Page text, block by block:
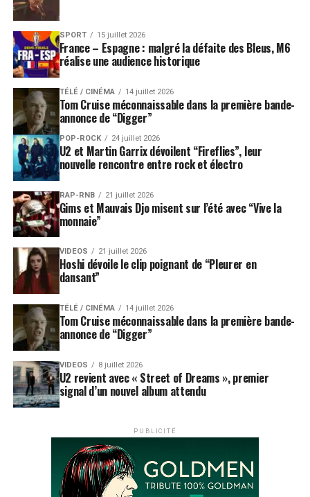
SPORT 15 juillet 2026
France – Espagne : malgré la défaite des Bleus, M6
réalise une audience historique
TÉLÉ / CINÉMA 14 juillet 2026
Tom Cruise méconnaissable dans la première bande-
annonce de “Digger”
POP-ROCK 24 juillet 2026
U2 et Martin Garrix dévoilent “Fireflies”, leur
nouvelle rencontre entre rock et électro
RAP-RNB 21 juillet 2026
Gims et Mauvais Djo misent sur l’été avec “Vive la
monnaie”
VIDEOS 21 juillet 2026
Hoshi dévoile le clip poignant de “Pleurer en
dansant”
TÉLÉ / CINÉMA 14 juillet 2026
Tom Cruise méconnaissable dans la première bande-
annonce de “Digger”
VIDEOS 8 juillet 2026
U2 revient avec « Street of Dreams », premier
signal d’un nouvel album attendu
PUBLICITÉ